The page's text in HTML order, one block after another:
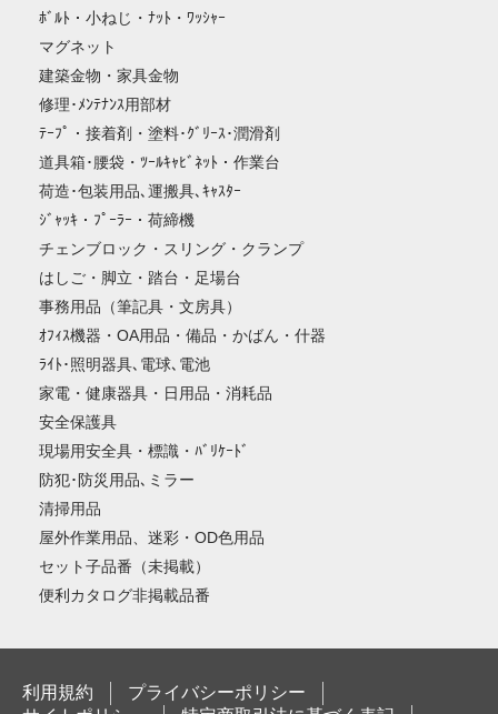
ﾎﾞﾙﾄ・小ねじ・ﾅｯﾄ・ﾜｯｼｬｰ
マグネット
建築金物・家具金物
修理･ﾒﾝﾃﾅﾝｽ用部材
ﾃｰﾌﾟ・接着剤・塗料･ｸﾞﾘｰｽ･潤滑剤
道具箱･腰袋・ﾂｰﾙｷｬﾋﾞﾈｯﾄ・作業台
荷造･包装用品､運搬具､ｷｬｽﾀｰ
ｼﾞｬｯｷ・ﾌﾟｰﾗｰ・荷締機
チェンブロック・スリング・クランプ
はしご・脚立・踏台・足場台
事務用品（筆記具・文房具）
ｵﾌｨｽ機器・OA用品・備品・かばん・什器
ﾗｲﾄ･照明器具､電球､電池
家電・健康器具・日用品・消耗品
安全保護具
現場用安全具・標識・ﾊﾞﾘｹｰﾄﾞ
防犯･防災用品､ミラー
清掃用品
屋外作業用品、迷彩・OD色用品
セット子品番（未掲載）
便利カタログ非掲載品番
利用規約
プライバシーポリシー